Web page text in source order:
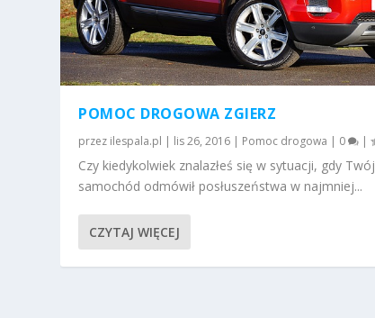
POMOC DROGOWA ZGIERZ
przez ilespala.pl | lis 26, 2016 | Pomoc drogowa | 0 |
Czy kiedykolwiek znalazłeś się w sytuacji, gdy Twój
samochód odmówił posłuszeństwa w najmniej...
CZYTAJ WIĘCEJ